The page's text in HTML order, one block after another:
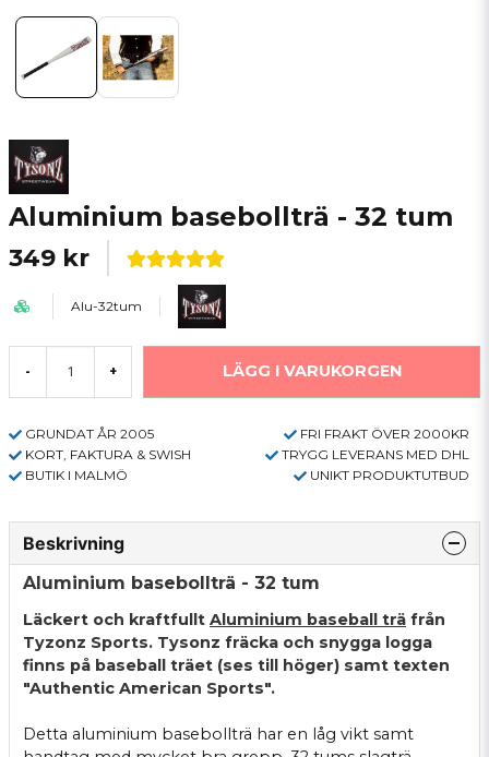
Aluminium basebollträ - 32 tum
349 kr
Alu-32tum
- + LÄGG I VARUKORGEN
GRUNDAT ÅR 2005
FRI FRAKT ÖVER 2000KR
KORT, FAKTURA & SWISH
TRYGG LEVERANS MED DHL
BUTIK I MALMÖ
UNIKT PRODUKTUTBUD
Beskrivning
Aluminium basebollträ - 32 tum
Läckert och kraftfullt Aluminium baseball trä från
Tyzonz Sports. Tysonz fräcka och snygga logga
finns på baseball träet (ses till höger) samt texten
"Authentic American Sports".
Detta aluminium basebollträ har en låg vikt samt